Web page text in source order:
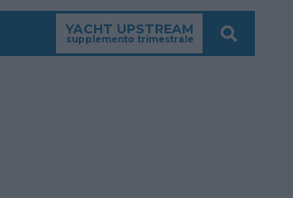
YACHT UPSTREAM
supplemento trimestrale